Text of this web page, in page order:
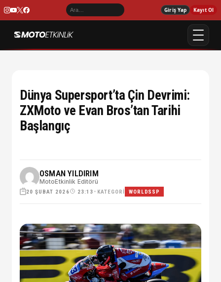
Giriş Yap Kayıt Ol
Dünya Supersport’ta Çin Devrimi:
ZXMoto ve Evan Bros’tan Tarihi
Başlangıç
OSMAN YILDIRIM
MotoEtkinlik Editörü
20 ŞUBAT 2026 23:13 • KATEGORI WORLDSSP